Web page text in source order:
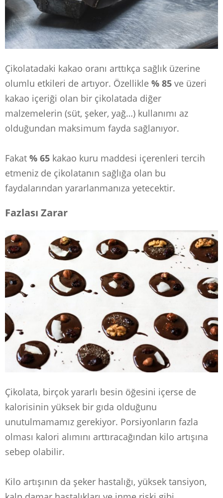
Çikolatadaki kakao oranı arttıkça sağlık üzerine
olumlu etkileri de artıyor. Özellikle % 85 ve üzeri
kakao içeriği olan bir çikolatada diğer
malzemelerin (süt, şeker, yağ…) kullanımı az
olduğundan maksimum fayda sağlanıyor.
Fakat % 65 kakao kuru maddesi içerenleri tercih
etmeniz de çikolatanın sağlığa olan bu
faydalarından yararlanmanıza yetecektir.
Fazlası Zarar
Çikolata, birçok yararlı besin öğesini içerse de
kalorisinin yüksek bir gıda olduğunu
unutulmamamız gerekiyor. Porsiyonların fazla
olması kalori alımını arttıracağından kilo artışına
sebep olabilir.
Kilo artışının da şeker hastalığı, yüksek tansiyon,